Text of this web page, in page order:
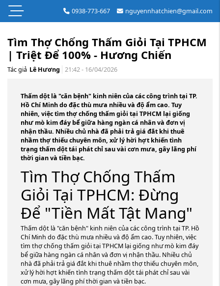
0938-773-667 nguyennhatchien@gmail.com
Tìm Thợ Chống Thấm Giỏi Tại TPHCM
| Triệt Để 100% - Hương Chiến
Tác giả Lê Hương 21:42 - 16/04/2026
Thấm dột là "căn bệnh" kinh niên của các công trình tại TP.
Hồ Chí Minh do đặc thù mưa nhiều và độ ẩm cao. Tuy
nhiên, việctìm thợ chống thấm giỏi tại TPHCM lại giống
như mò kim đáy bể giữa hàng ngàn cá nhân và đơn vị
nhận thầu. Nhiều chủ nhà đã phải trả giá đắt khi thuê
nhầm thợ thiếu chuyên môn, xử lý hời hợt khiến tình
trạng thấm dột tái phát chỉ sau vài cơn mưa, gây lãng phí
thời gian và tiền bạc.
Tìm Thợ Chống Thấm
Giỏi Tại TPHCM: Đừng
Để "Tiền Mất Tật Mang"
Thấm dột là "căn bệnh" kinh niên của các công trình tại TP. Hồ
Chí Minh do đặc thù mưa nhiều và độ ẩm cao. Tuy nhiên, việc
tìm thợ chống thấm giỏi tại TPHCM lại giống như mò kim đáy
bể giữa hàng ngàn cá nhân và đơn vị nhận thầu. Nhiều chủ
nhà đã phải trả giá đắt khi thuê nhầm thợ thiếu chuyên môn,
xử lý hời hợt khiến tình trạng thấm dột tái phát chỉ sau vài
cơn mưa, gây lãng phí thời gian và tiền bạc.